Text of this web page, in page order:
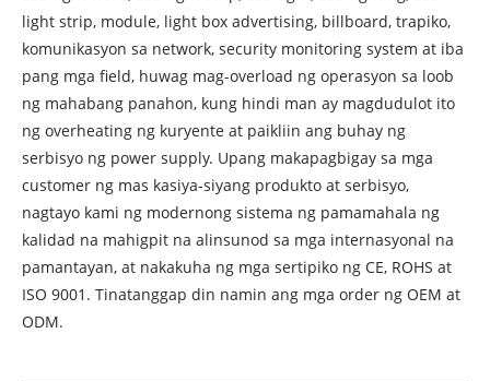
light strip, module, light box advertising, billboard, trapiko,
komunikasyon sa network, security monitoring system at iba
pang mga field, huwag mag-overload ng operasyon sa loob
ng mahabang panahon, kung hindi man ay magdudulot ito
ng overheating ng kuryente at paikliin ang buhay ng
serbisyo ng power supply. Upang makapagbigay sa mga
customer ng mas kasiya-siyang produkto at serbisyo,
nagtayo kami ng modernong sistema ng pamamahala ng
kalidad na mahigpit na alinsunod sa mga internasyonal na
pamantayan, at nakakuha ng mga sertipiko ng CE, ROHS at
ISO 9001. Tinatanggap din namin ang mga order ng OEM at
ODM.